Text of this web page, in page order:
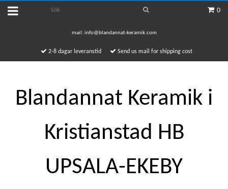
0
mail: info@blandannat-keramik.com
2-8 dagar leveranstid Send us mail for shipping cost
Blandannat Keramik i
Kristianstad HB
UPSALA-EKEBY